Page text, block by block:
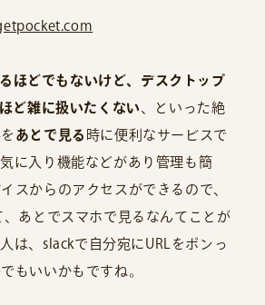
ほどでもないけど、デスクトップ
ど雑に扱いたくない、といった絶
あとで見る 時に便利なサービスで
に入り機能などがあり管理も簡
スからのアクセスができるので、
、あとでスマホで見るなんてことが
は、slackで自分宛にURLをポンっ
もいいかもですね。